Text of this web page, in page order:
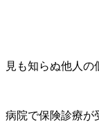
見も知らぬ他人の
病院で保険診療が